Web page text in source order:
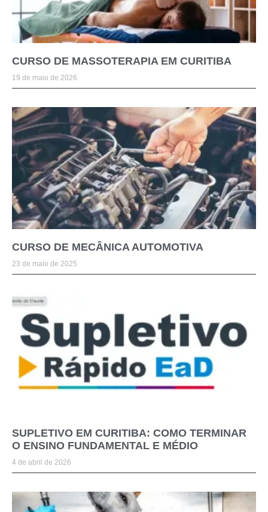
CURSO DE MASSOTERAPIA EM CURITIBA
19 de maio de 2026
CURSO DE MECÂNICA AUTOMOTIVA
23 de maio de 2025
SUPLETIVO EM CURITIBA: COMO TERMINAR
O ENSINO FUNDAMENTAL E MÉDIO
4 de abril de 2026